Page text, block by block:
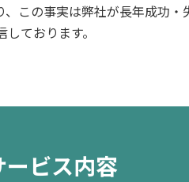
この事実は弊社が長年成功
ております。
ービス内容